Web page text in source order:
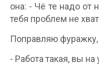
она: - Чё те надо от
тебя проблем не
Поправляю
- Работа такая, вы на